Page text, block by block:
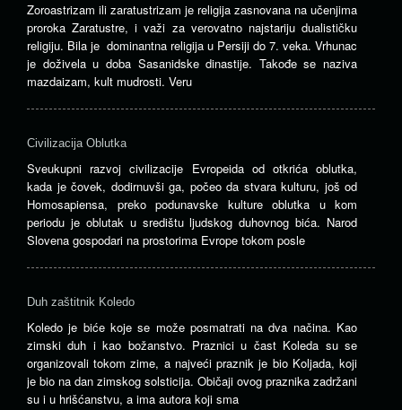
Zoroastrizam ili zaratustrizam je religija zasnovana na učenjima
proroka Zaratustre, i važi za verovatno najstariju dualističku
religiju. Bila je dominantna religija u Persiji do 7. veka. Vrhunac
je doživela u doba Sasanidske dinastije. Takođe se naziva
mazdaizam, kult mudrosti. Veru
Civilizacija Oblutka
Sveukupni razvoj civilizacije Evropeida od otkrića oblutka,
kada je čovek, dodirnuvši ga, počeo da stvara kulturu, još od
Homosapiensa, preko podunavske kulture oblutka u kom
periodu je oblutak u središtu ljudskog duhovnog bića. Narod
Slovena gospodari na prostorima Evrope tokom posle
Duh zaštitnik Koledo
Koledo je biće koje se može posmatrati na dva načina. Kao
zimski duh i kao božanstvo. Praznici u čast Koleda su se
organizovali tokom zime, a najveći praznik je bio Koljada, koji
je bio na dan zimskog solsticija. Običaji ovog praznika zadržani
su i u hrišćanstvu, a ima autora koji sma